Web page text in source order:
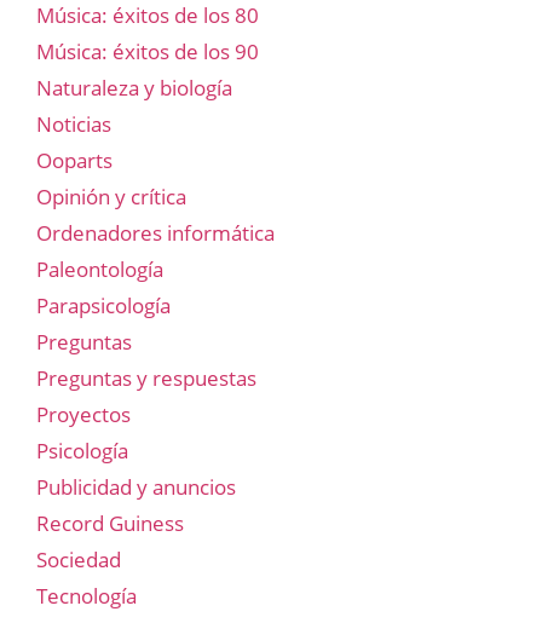
Música: éxitos de los 80
Música: éxitos de los 90
Naturaleza y biología
Noticias
Ooparts
Opinión y crítica
Ordenadores informática
Paleontología
Parapsicología
Preguntas
Preguntas y respuestas
Proyectos
Psicología
Publicidad y anuncios
Record Guiness
Sociedad
Tecnología